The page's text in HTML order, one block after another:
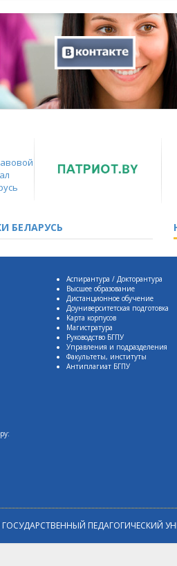
БЕЛАРУСЬ
Аспирантура / Докторантура
Высшее образование
Дистанционное обучение
Доуниверситетская подготовка
Карта корпусов
Магистратура
Руководство БГПУ
Управления и подразделения
Факультеты, институты
Антиплагиат БГПУ
ПЕДАГОГИЧЕСКИЙ